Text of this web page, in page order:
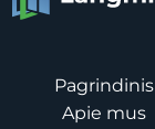
Pagrindinis
Apie mus